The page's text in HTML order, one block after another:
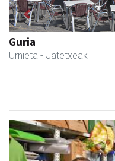
Kabela
Asteasu - Gozotegiak
Previous